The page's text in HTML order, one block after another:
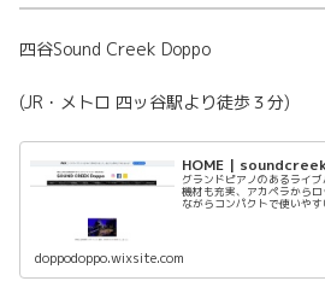
四谷Sound Creek Doppo
(JR・メトロ 四ッ谷駅より徒歩３分)
HOME |
グランドピアノのあるライ
機材も充実、アカペラから
ながらコンパクトで使いやす
doppodoppo.wixsite.com